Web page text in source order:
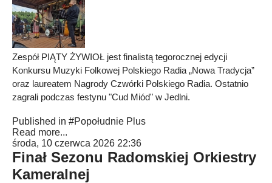
Zespół PIĄTY ŻYWIOŁ jest finalistą tegorocznej edycji
Konkursu Muzyki Folkowej Polskiego Radia „Nowa Tradycja”
oraz laureatem Nagrody Czwórki Polskiego Radia. Ostatnio
zagrali podczas festynu "Cud Miód" w Jedlni.
Published in #Popołudnie Plus
Read more...
środa, 10 czerwca 2026 22:36
Finał Sezonu Radomskiej Orkiestry
Kameralnej